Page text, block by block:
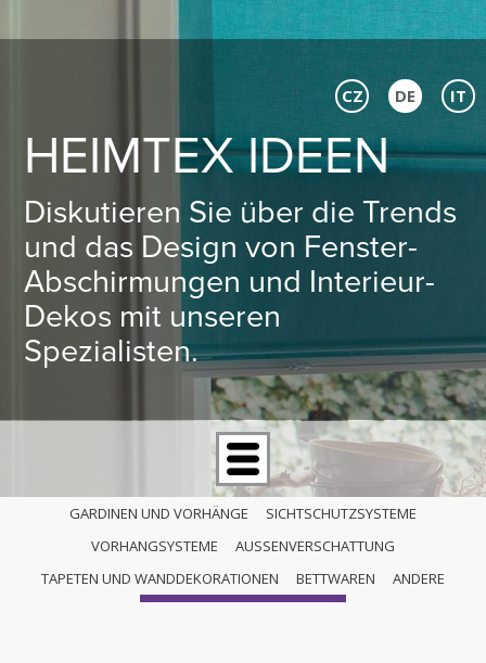
HEIMTEX IDEEN
Diskutieren Sie über die Trends
und das Design von Fenster-
Abschirmungen und Interieur-
Dekos mit unseren
Spezialisten.
CZ DE IT
GARDINEN UND VORHÄNGE
SICHTSCHUTZSYSTEME
VORHANGSYSTEME
AUSSENVERSCHATTUNG
TAPETEN UND WANDDEKORATIONEN
BETTWAREN ANDERE
ANDERE